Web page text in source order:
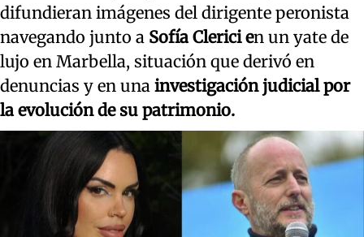
difundieran imágenes del dirigente peronista
navegando junto a Sofía Clerici en un yate de
lujo en Marbella, situación que derivó en
denuncias y en una investigación judicial por
la evolución de su patrimonio.